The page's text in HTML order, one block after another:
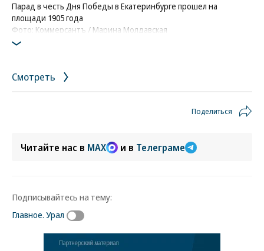
Парад в честь Дня Победы в Екатеринбурге прошел на
площади 1905 года
Фото: Коммерсантъ / Марина Молдавская
Смотреть
Поделиться
Читайте нас в MAX и в Телеграме
Подписывайтесь на тему:
Главное. Урал